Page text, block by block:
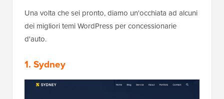
Una volta che sei pronto, diamo un'occhiata ad alcuni
dei migliori temi WordPress per concessionarie
d'auto.
1. Sydney